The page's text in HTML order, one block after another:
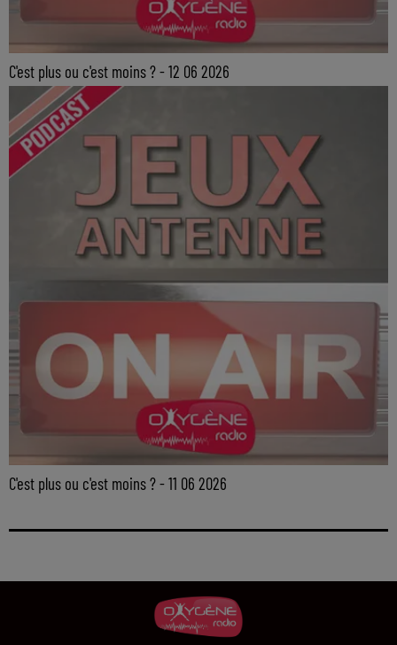
C'est plus ou c'est moins ? - 12 06 2026
C'est plus ou c'est moins ? - 11 06 2026